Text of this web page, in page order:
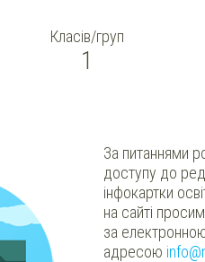
Класів/груп
1
За питаннями
доступу до
інфокартки
на сайті
за
адресою